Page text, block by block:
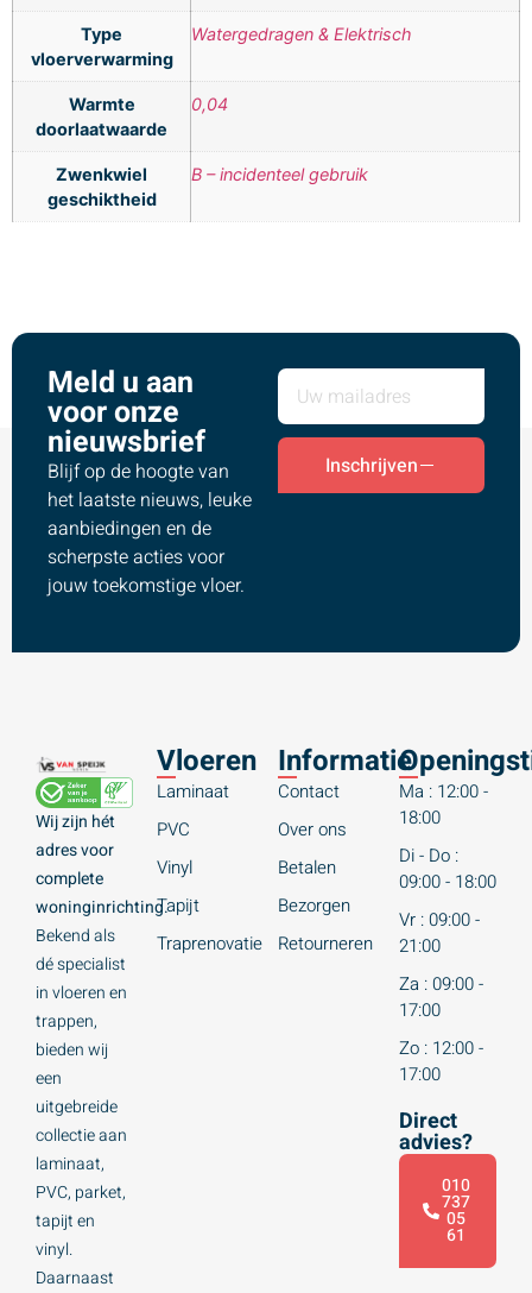
Type
vloerverwarming
Watergedragen & Elektrisch
Warmte
doorlaatwaarde
0,04
Zwenkwiel
geschiktheid
B – incidenteel gebruik
Meld u aan
voor onze
nieuwsbrief
Blijf op de hoogte van
het laatste nieuws, leuke
aanbiedingen en de
scherpste acties voor
jouw toekomstige vloer.
Inschrijven
Wij zijn hét
adres voor
complete
woninginrichting.
Bekend als
dé specialist
in vloeren en
trappen,
bieden wij
een
uitgebreide
collectie aan
laminaat,
PVC, parket,
tapijt en
vinyl.
Daarnaast
Vloeren
Laminaat
PVC
Vinyl
Tapijt
Traprenovatie
Informatie
Contact
Over ons
Betalen
Bezorgen
Retourneren
Ma : 12:00 -
18:00
Di - Do :
09:00 - 18:00
Vr : 09:00 -
21:00
Za : 09:00 -
17:00
Zo : 12:00 -
17:00
Direct
advies?
010
737
05
61